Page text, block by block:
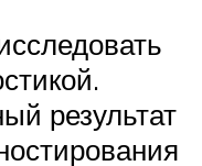
результат